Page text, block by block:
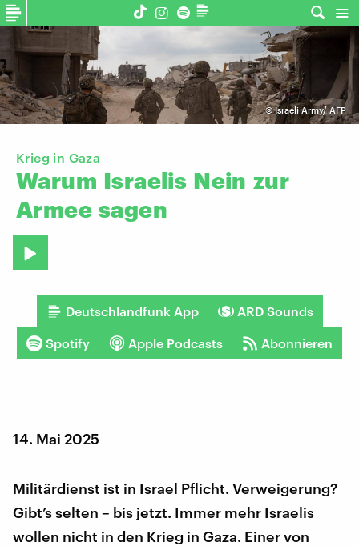
©Israeli Army/ AFP
Krieg in Gaza
Warum Israelis Nein zur
Armee sagen
Deutschlandfunk App ARD Sounds
Spotify Apple Podcasts Abonnieren
14. Mai 2025
Militärdienst ist in Israel Pflicht. Verweigerung?
Gibt’s selten – bis jetzt. Immer mehr Israelis
wollen nicht in den Krieg in Gaza. Einer von